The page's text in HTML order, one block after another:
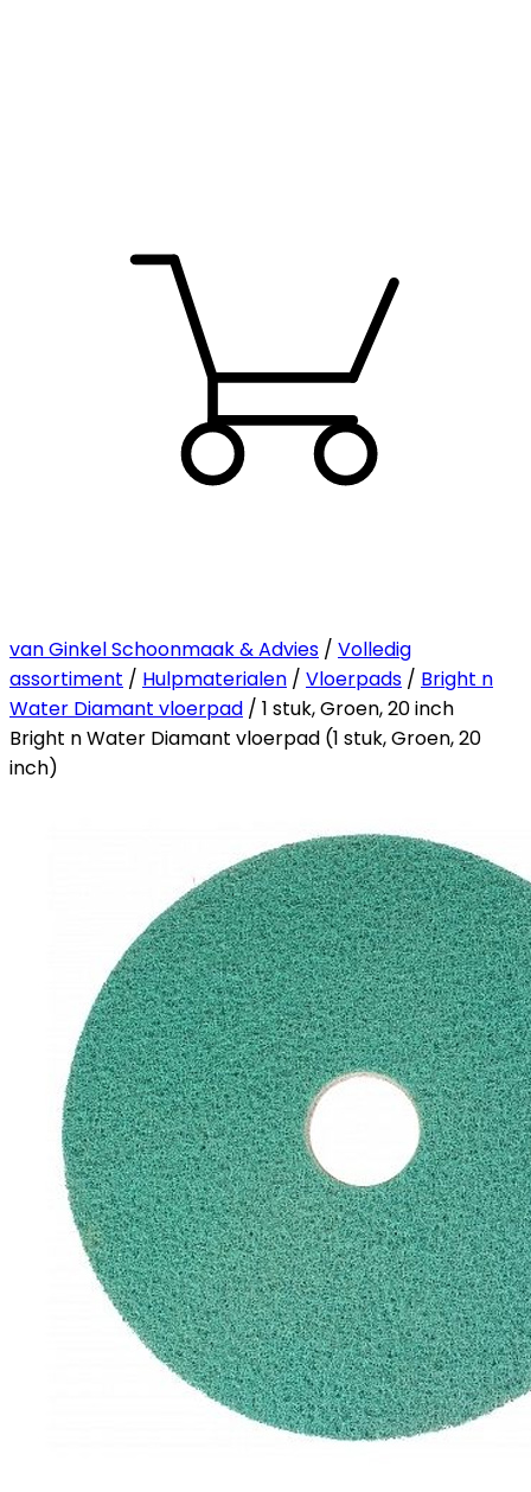
van Ginkel Schoonmaak & Advies / Volledig
assortiment / Hulpmaterialen / Vloerpads / Bright n
Water Diamant vloerpad / 1 stuk, Groen, 20 inch
Bright n Water Diamant vloerpad (1 stuk, Groen, 20
inch)